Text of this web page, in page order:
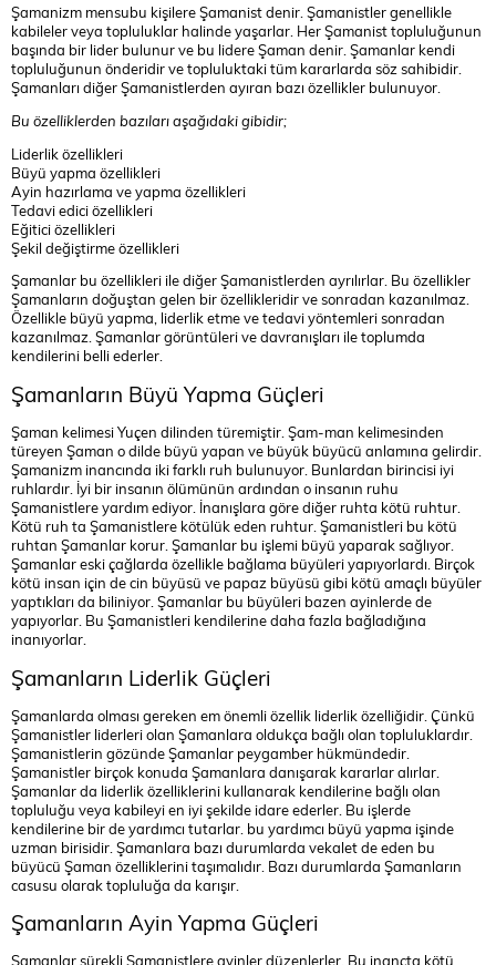
Şamanizm mensubu kişilere Şamanist denir. Şamanistler genellikle
kabileler veya topluluklar halinde yaşarlar. Her Şamanist topluluğunun
başında bir lider bulunur ve bu lidere Şaman denir. Şamanlar kendi
topluluğunun önderidir ve topluluktaki tüm kararlarda söz sahibidir.
Şamanları diğer Şamanistlerden ayıran bazı özellikler bulunuyor.
Bu özelliklerden bazıları aşağıdaki gibidir;
Liderlik özellikleri
Büyü yapma özellikleri
Ayin hazırlama ve yapma özellikleri
Tedavi edici özellikleri
Eğitici özellikleri
Şekil değiştirme özellikleri
Şamanlar bu özellikleri ile diğer Şamanistlerden ayrılırlar. Bu özellikler
Şamanların doğuştan gelen bir özellikleridir ve sonradan kazanılmaz.
Özellikle büyü yapma, liderlik etme ve tedavi yöntemleri sonradan
kazanılmaz. Şamanlar görüntüleri ve davranışları ile toplumda
kendilerini belli ederler.
Şamanların Büyü Yapma Güçleri
Şaman kelimesi Yuçen dilinden türemiştir. Şam-man kelimesinden
türeyen Şaman o dilde büyü yapan ve büyük büyücü anlamına gelirdir.
Şamanizm inancında iki farklı ruh bulunuyor. Bunlardan birincisi iyi
ruhlardır. İyi bir insanın ölümünün ardından o insanın ruhu
Şamanistlere yardım ediyor. İnanışlara göre diğer ruhta kötü ruhtur.
Kötü ruh ta Şamanistlere kötülük eden ruhtur. Şamanistleri bu kötü
ruhtan Şamanlar korur. Şamanlar bu işlemi büyü yaparak sağlıyor.
Şamanlar eski çağlarda özellikle bağlama büyüleri yapıyorlardı. Birçok
kötü insan için de cin büyüsü ve papaz büyüsü gibi kötü amaçlı büyüler
yaptıkları da biliniyor. Şamanlar bu büyüleri bazen ayinlerde de
yapıyorlar. Bu Şamanistleri kendilerine daha fazla bağladığına
inanıyorlar.
Şamanların Liderlik Güçleri
Şamanlarda olması gereken em önemli özellik liderlik özelliğidir. Çünkü
Şamanistler liderleri olan Şamanlara oldukça bağlı olan topluluklardır.
Şamanistlerin gözünde Şamanlar peygamber hükmündedir.
Şamanistler birçok konuda Şamanlara danışarak kararlar alırlar.
Şamanlar da liderlik özelliklerini kullanarak kendilerine bağlı olan
topluluğu veya kabileyi en iyi şekilde idare ederler. Bu işlerde
kendilerine bir de yardımcı tutarlar. bu yardımcı büyü yapma işinde
uzman birisidir. Şamanlara bazı durumlarda vekalet de eden bu
büyücü Şaman özelliklerini taşımalıdır. Bazı durumlarda Şamanların
casusu olarak topluluğa da karışır.
Şamanların Ayin Yapma Güçleri
Şamanlar sürekli Şamanistlere ayinler düzenlerler. Bu inançta kötü